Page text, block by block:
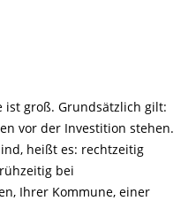
ist groß. Grundsätzlich gilt:
vor der Investition stehen.
heißt es: rechtzeitig
bei
Ihrer Kommune, einer